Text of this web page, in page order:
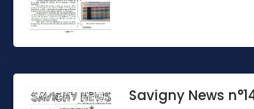
Savigny News